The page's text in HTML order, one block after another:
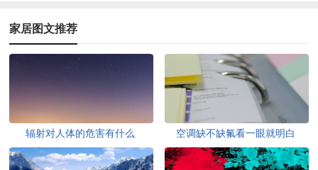
家居图文推荐
辐射对人体的危害有什么 空调缺不缺氟看一眼就明白